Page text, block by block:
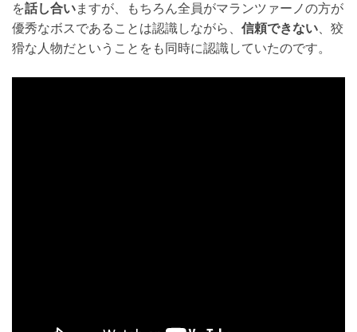
を話し合いますが、もちろん全員がマランツァーノの方が
優秀なボスであることは認識しながら、 信頼できない 、狡
猾な人物だということをも同時に認識していたのです。